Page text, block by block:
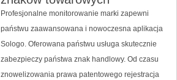
Profesjonalne monitorowanie marki zapewni
państwu zaawansowana i nowoczesna aplikacja
Sologo. Oferowana państwu usługa skutecznie
zabezpieczy państwa znak handlowy. Od czasu
znowelizowania prawa patentowego rejestracja